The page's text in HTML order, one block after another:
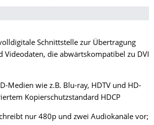
Schnittstelle zur Übertragung
Videodaten, die abwärtskompatibel zu DVI
Medien wie z.B. Blu-ray, HDTV und HD-
Kopierschutzstandard HDCP
nur 480p und zwei Audiokanäle vor;